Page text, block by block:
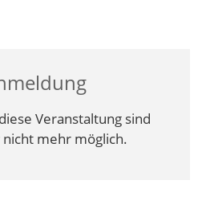
Veranstaltung sind
mehr möglich.